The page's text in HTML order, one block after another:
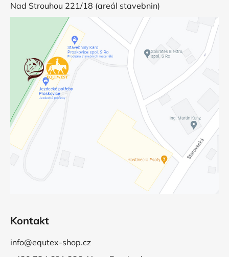
Nad Strouhou 221/18 (areál stavebnin)
Kontakt
info@equtex-shop.cz